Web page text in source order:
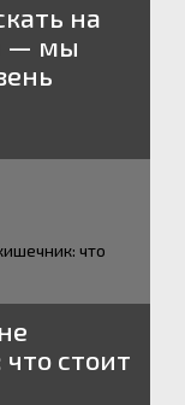
на
— мы
стоит